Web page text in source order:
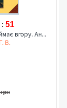
: 50
вгору. Ан...
В.